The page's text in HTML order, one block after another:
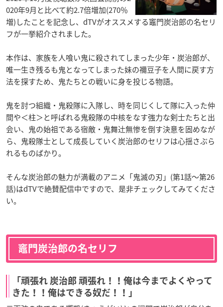
020年9月と比べて約2.7倍増加(270％
増)したことを記念し、dTVがオススメする竈門炭治郎の名セリ
フが一挙紹介されました。
本作は、家族を人喰い鬼に殺されてしまった少年・炭治郎が、
唯一生き残るも鬼となってしまった妹の禰󠄀豆子を人間に戻す方
法を探すため、鬼たちとの戦いに身を投じる物語。
鬼を討つ組織・鬼殺隊に入隊し、時を同じくして隊に入った仲
間や＜柱＞と呼ばれる鬼殺隊の中核をなす強力な剣士たちと出
会い、鬼の始祖である宿敵・鬼舞辻󠄀無惨を倒す決意を固めなが
ら、鬼殺隊士として成長していく炭治郎のセリフは心揺さぶら
れるものばかり。
そんな炭治郎の魅力が満載のアニメ「鬼滅の刃」(第1話～第26
話)はdTVで絶賛配信中ですので、是非チェックしてみてくださ
い。
竈門炭治郎の名セリフ
「頑張れ 炭治郎 頑張れ！！俺は今までよくやって
きた！！俺はできる奴だ！！」